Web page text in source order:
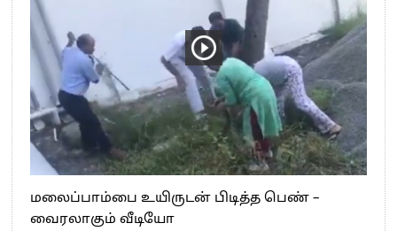
மலைப்பாம்பை உயிருடன் பிடித்த பெண் –
வைரலாகும் வீடியோ